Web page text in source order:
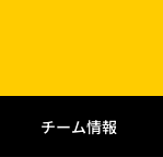
チーム情報